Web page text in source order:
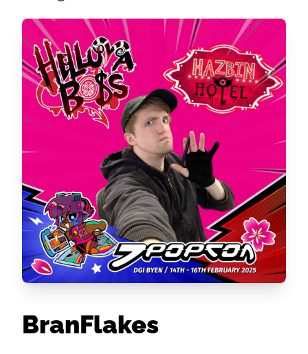
BranFlakes